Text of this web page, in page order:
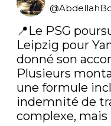
@
📍Le PSG
Leipzig pour
donné son
Plusieurs
une formule
indemnité de
complexe, mais